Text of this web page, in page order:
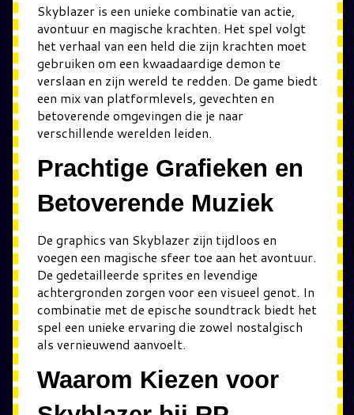
Skyblazer is een unieke combinatie van actie,
avontuur en magische krachten. Het spel volgt
het verhaal van een held die zijn krachten moet
gebruiken om een kwaadaardige demon te
verslaan en zijn wereld te redden. De game biedt
een mix van platformlevels, gevechten en
betoverende omgevingen die je naar
verschillende werelden leiden.
Prachtige Grafieken en
Betoverende Muziek
De graphics van Skyblazer zijn tijdloos en
voegen een magische sfeer toe aan het avontuur.
De gedetailleerde sprites en levendige
achtergronden zorgen voor een visueel genot. In
combinatie met de epische soundtrack biedt het
spel een unieke ervaring die zowel nostalgisch
als vernieuwend aanvoelt.
Waarom Kiezen voor